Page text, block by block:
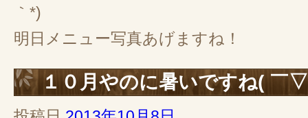
｀*)
明日メニュー写真あげますね！
１０月やのに暑いですね( ￣